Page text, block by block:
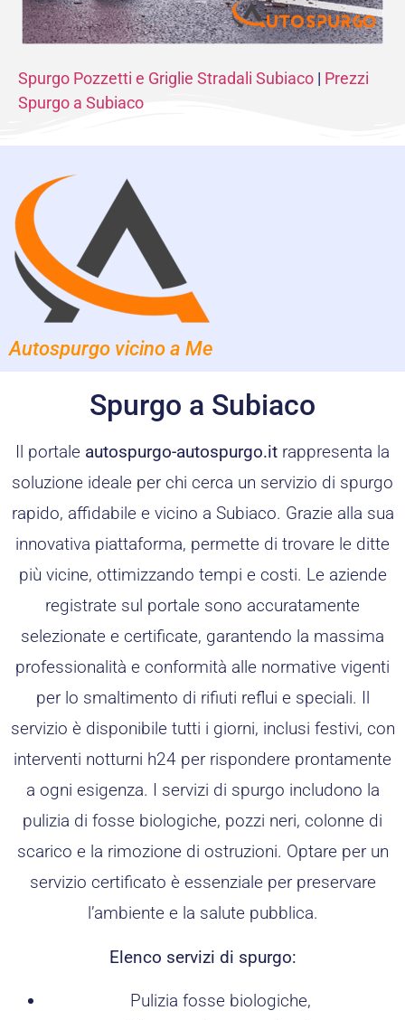
Spurgo Pozzetti e Griglie Stradali Subiaco | Prezzi
Spurgo a Subiaco
Autospurgo vicino a Me
Spurgo a Subiaco
Il portale autospurgo-autospurgo.it rappresenta la
soluzione ideale per chi cerca un servizio di spurgo
rapido, affidabile e vicino a Subiaco. Grazie alla sua
innovativa piattaforma, permette di trovare le ditte
più vicine, ottimizzando tempi e costi. Le aziende
registrate sul portale sono accuratamente
selezionate e certificate, garantendo la massima
professionalità e conformità alle normative vigenti
per lo smaltimento di rifiuti reflui e speciali. Il
servizio è disponibile tutti i giorni, inclusi festivi, con
interventi notturni h24 per rispondere prontamente
a ogni esigenza. I servizi di spurgo includono la
pulizia di fosse biologiche, pozzi neri, colonne di
scarico e la rimozione di ostruzioni. Optare per un
servizio certificato è essenziale per preservare
l’ambiente e la salute pubblica.
Elenco servizi di spurgo:
Pulizia fosse biologiche,